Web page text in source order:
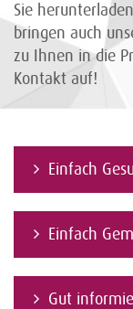
Sie
bringen auch
zu Ihnen in die
Kontakt auf!
Einfach
Einfach
Gut